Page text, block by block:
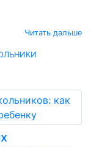
Читать дальше